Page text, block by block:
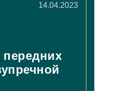
14.04.2023